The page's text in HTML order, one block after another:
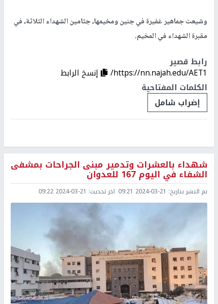
وشيعت جماهير غفيرة في جنين ومخيمها، جثامين الشهداء الثلاثة، في
مقبرة الشهداء في المخيم.
رابط قصير
https://nn.najah.edu/AET1/
إنسخ الرابط
الكلمات المفتاحية
إضراب شامل
شهداء بالعشرات وتدمير مبنى الجراحات بمشفى
الشفاء في اليوم 167 للعدوان
تم النشر بتاريخ: 2024-03-21 09:21 اخر تحديث: 2024-03-21 09:22